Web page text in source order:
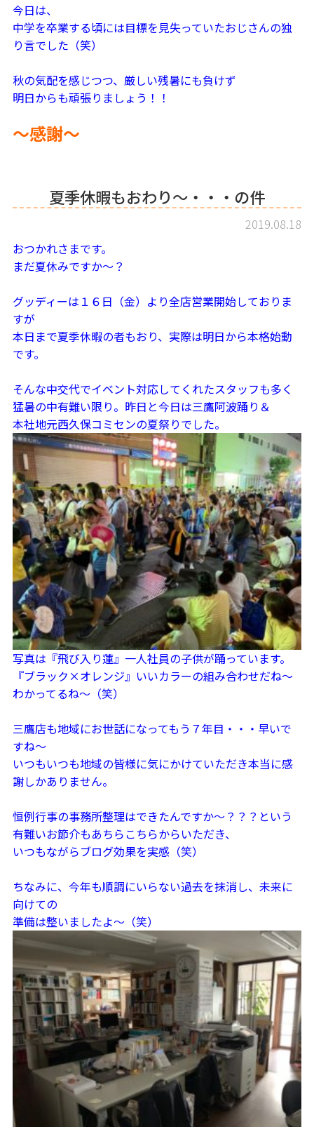
今日は、
中学を卒業する頃には目標を見失っていたおじさんの独
り言でした（笑）
秋の気配を感じつつ、厳しい残暑にも負けず
明日からも頑張りましょう！！
～感謝～
夏季休暇もおわり～・・・の件
2019.08.18
おつかれさまです。
まだ夏休みですか～？
グッディーは１６日（金）より全店営業開始しておりま
すが
本日まで夏季休暇の者もおり、実際は明日から本格始動
です。
そんな中交代でイベント対応してくれたスタッフも多く
猛暑の中有難い限り。昨日と今日は三鷹阿波踊り＆
本社地元西久保コミセンの夏祭りでした。
写真は『飛び入り蓮』一人社員の子供が踊っています。
『ブラック×オレンジ』いいカラーの組み合わせだね～
わかってるね～（笑）
三鷹店も地域にお世話になってもう７年目・・・早いで
すね～
いつもいつも地域の皆様に気にかけていただき本当に感
謝しかありません。
恒例行事の事務所整理はできたんですか～？？？という
有難いお節介もあちらこちらからいただき、
いつもながらブログ効果を実感（笑）
ちなみに、今年も順調にいらない過去を抹消し、未来に
向けての
準備は整いましたよ～（笑）